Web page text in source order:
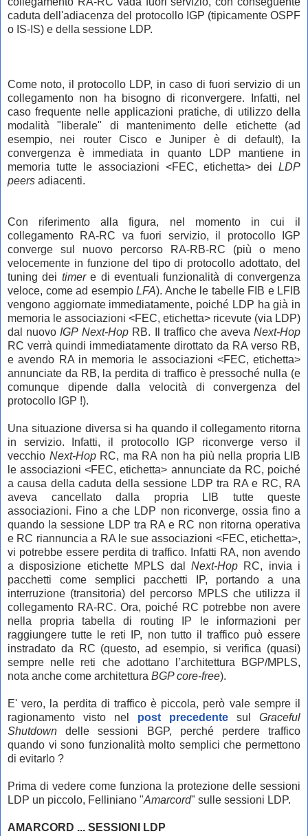
caduta dell'adiacenza del protocollo IGP (tipicamente OSPF
o IS-IS) e della sessione LDP.
Come noto, il protocollo LDP, in caso di fuori servizio di un
collegamento non ha bisogno di riconvergere. Infatti, nel
caso frequente nelle applicazioni pratiche, di utilizzo della
modalità "liberale" di mantenimento delle etichette (ad
esempio, nei router Cisco e Juniper è di default), la
convergenza è immediata in quanto LDP mantiene in
memoria tutte le associazioni <FEC, etichetta> dei LDP
peers adiacenti.
Con riferimento alla figura, nel momento in cui il
collegamento RA-RC va fuori servizio, il protocollo IGP
converge sul nuovo percorso RA-RB-RC (più o meno
velocemente in funzione del tipo di protocollo adottato, del
tuning dei timere di eventuali funzionalità di convergenza
veloce, come ad esempio LFA). Anche le tabelle FIB e LFIB
vengono aggiornate immediatamente, poiché LDP ha già in
memoria le associazioni <FEC, etichetta> ricevute (via LDP)
dal nuovo IGP Next-Hop RB. Il traffico che aveva Next-Hop
RC verrà quindi immediatamente dirottato da RA verso RB,
e avendo RA in memoria le associazioni <FEC, etichetta>
annunciate da RB, la perdita di traffico è pressoché nulla (e
comunque dipende dalla velocità di convergenza del
protocollo IGP !).
Una situazione diversa si ha quando il collegamento ritorna
in servizio. Infatti, il protocollo IGP riconverge verso il
vecchio Next-HopRC, ma RA non ha più nella propria LIB
le associazioni <FEC, etichetta> annunciate da RC, poiché
a causa della caduta della sessione LDP tra RA e RC, RA
aveva cancellato dalla propria LIB tutte queste
associazioni. Fino a che LDP non riconverge, ossia fino a
quando la sessione LDP tra RA e RC non ritorna operativa
e RC riannuncia a RA le sue associazioni <FEC, etichetta>,
vi potrebbe essere perdita di traffico. Infatti RA, non avendo
a disposizione etichette MPLS dal Next-HopRC, invia i
pacchetti come semplici pacchetti IP, portando a una
interruzione (transitoria) del percorso MPLS che utilizza il
collegamento RA-RC. Ora, poiché RC potrebbe non avere
nella propria tabella di routing IP le informazioni per
raggiungere tutte le reti IP, non tutto il traffico può essere
instradato da RC (questo, ad esempio, si verifica (quasi)
sempre nelle reti che adottano l’architettura BGP/MPLS,
nota anche come architettura BGP core-free).
E' vero, la perdita di traffico è piccola, però vale sempre il
ragionamento visto nel post precedente sul Graceful
Shutdown delle sessioni BGP, perché perdere traffico
quando vi sono funzionalità molto semplici che permettono
di evitarlo ?
Prima di vedere come funziona la protezione delle sessioni
LDP un piccolo, Felliniano "Amarcord" sulle sessioni LDP.
AMARCORD ... SESSIONI LDP